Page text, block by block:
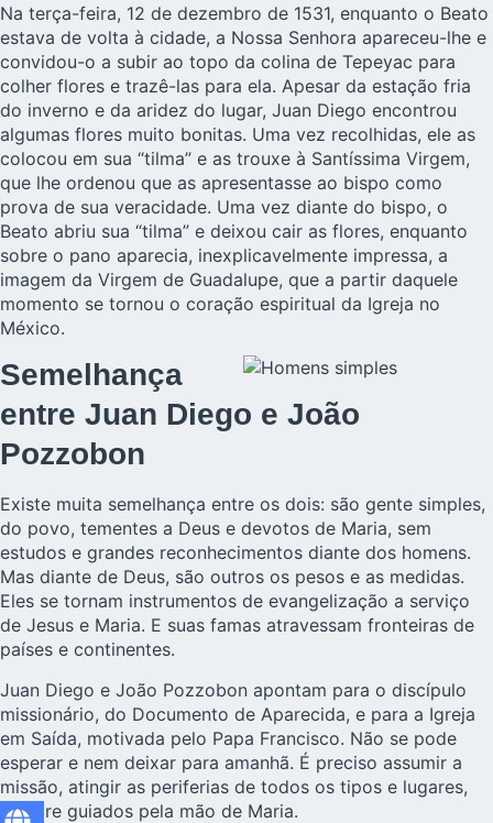
Na terça-feira, 12 de dezembro de 1531, enquanto o Beato
estava de volta à cidade, a Nossa Senhora apareceu-lhe e
convidou-o a subir ao topo da colina de Tepeyac para
colher flores e trazê-las para ela. Apesar da estação fria
do inverno e da aridez do lugar, Juan Diego encontrou
algumas flores muito bonitas. Uma vez recolhidas, ele as
colocou em sua “tilma” e as trouxe à Santíssima Virgem,
que lhe ordenou que as apresentasse ao bispo como
prova de sua veracidade. Uma vez diante do bispo, o
Beato abriu sua “tilma” e deixou cair as flores, enquanto
sobre o pano aparecia, inexplicavelmente impressa, a
imagem da Virgem de Guadalupe, que a partir daquele
momento se tornou o coração espiritual da Igreja no
México.
Semelhança
entre Juan Diego e João
Pozzobon
Existe muita semelhança entre os dois: são gente simples,
do povo, tementes a Deus e devotos de Maria, sem
estudos e grandes reconhecimentos diante dos homens.
Mas diante de Deus, são outros os pesos e as medidas.
Eles se tornam instrumentos de evangelização a serviço
de Jesus e Maria. E suas famas atravessam fronteiras de
países e continentes.
Juan Diego e João Pozzobon apontam para o discípulo
missionário, do Documento de Aparecida, e para a Igreja
em Saída, motivada pelo Papa Francisco. Não se pode
esperar e nem deixar para amanhã. É preciso assumir a
missão, atingir as periferias de todos os tipos e lugares,
sempre guiados pela mão de Maria.